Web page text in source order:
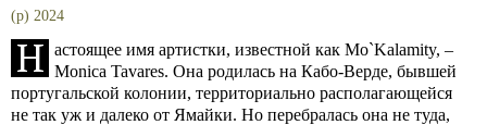
(p) 2024
Н астоящее имя артистки, известной как Mo`Kalamity, –
Monica Tavares. Она родилась на Кабо-Верде, бывшей
португальской колонии, территориально располагающейся
не так уж и далеко от Ямайки. Но перебралась она не туда,